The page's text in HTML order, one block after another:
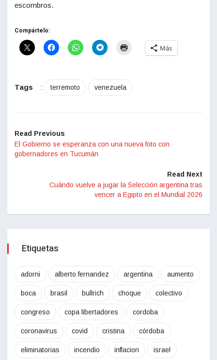
escombros.
Compártelo:
Más
Tags : terremoto venezuela
Read Previous
El Gobierno se esperanza con una nueva foto con
gobernadores en Tucumán
Read Next
Cuándo vuelve a jugar la Selección argentina tras
vencer a Egipto en el Mundial 2026
Etiquetas
adorni alberto fernandez argentina aumento
boca brasil bullrich choque colectivo
congreso copa libertadores cordoba
coronavirus covid cristina córdoba
eliminatorias incendio inflacion israel